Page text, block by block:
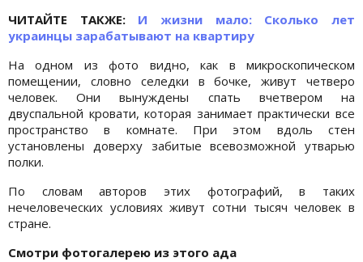
ЧИТАЙТЕ ТАКЖЕ: И жизни мало: Сколько лет
украинцы зарабатывают на квартиру
На одном из фото видно, как в микроскопическом
помещении, словно селедки в бочке, живут четверо
человек. Они вынуждены спать вчетвером на
двуспальной кровати, которая занимает практически все
пространство в комнате. При этом вдоль стен
установлены доверху забитые всевозможной утварью
полки.
По словам авторов этих фотографий, в таких
нечеловеческих условиях живут сотни тысяч человек в
стране.
Смотри фотогалерею из этого ада